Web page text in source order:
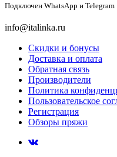
Подключен WhatsApp и Telegram
info@italinka.ru
Скидки и бонусы
Доставка и оплата
Обратная связь
Производители
Политика
Пользовательское
Регистрация
Обзоры пряжи